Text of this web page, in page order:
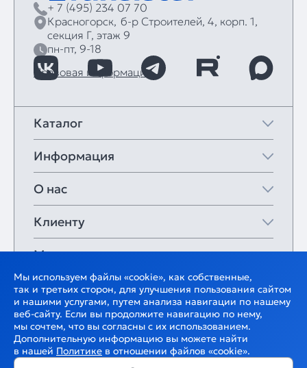
+ 7 (495) 234 07 70
Красногорск, б‑р Строителей, 4, корп. 1,
секция Г, этаж 9
пн-пт, 9-18
Правовая информация
Каталог
Информация
О нас
Клиенту
Мои закладки
Мы используем файлы «cookie», как собственные,
так и третьих сторон, для улучшения пользования сайтом
и нашими услугами, путем анализа навигации по нашему
веб-сайту. Если вы продолжите навигацию по нему,
мы сочтем, что вы согласны с их использованием.
Дополнительную информацию вы можете найти
в нашей Политике в отношении файлов «cookie».